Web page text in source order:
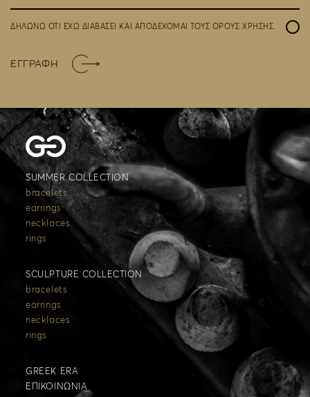
ΔΗΛΩΝΩ ΟΤΙ ΕΧΩ ΔΙΑΒΑΣΕΙ ΚΑΙ ΑΠΟΔΕΧΟΜΑΙ ΤΟΥΣ ΟΡΟΥΣ ΧΡΗΣΗΣ.
ΕΓΓΡΑΦΗ
SUMMER COLLECTION
bracelets
earrings
necklaces
rings
SCULPTURE COLLECTION
bracelets
earrings
necklaces
rings
GREEK ERA
ΕΠΙΚΟΙΝΩΝΙΑ